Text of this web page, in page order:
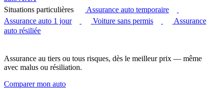
Situations particulières
Assurance auto temporaire
Assurance auto 1 jour
Voiture sans permis
Assurance
auto résiliée
Assurance au tiers ou tous risques, dès le meilleur prix — même
avec malus ou résiliation.
Comparer mon auto